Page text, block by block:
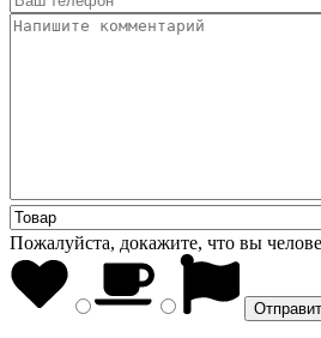
Пожалуйста, докажите, что вы